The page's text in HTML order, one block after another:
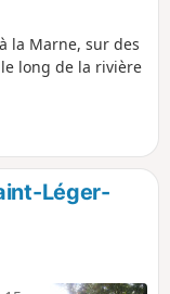
la Marne, sur des
long de la rivière
Léger-